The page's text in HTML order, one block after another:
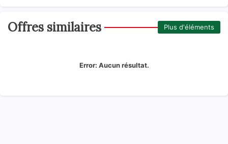
Offres similaires Plus d'éléments
Error: Aucun résultat.